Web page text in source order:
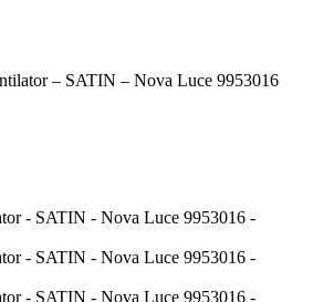
– SATIN – Nova Luce 9953016